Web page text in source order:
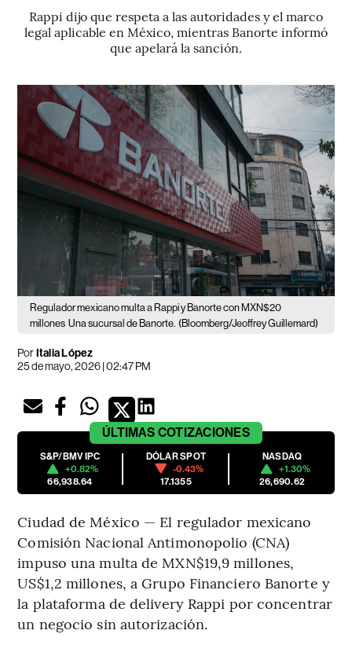
Rappi dijo que respeta a las autoridades y el marco
legal aplicable en México, mientras Banorte informó
que apelará la sanción.
Regulador mexicano multa a Rappi y Banorte con MXN$20
millones Una sucursal de Banorte. (Bloomberg/Jeoffrey Guillemard)
PorItalia López
25 de mayo, 2026 | 02:47 PM
ÚLTIMAS COTIZACIONES
S&P/BMV IPC
+0.82%
66,938.64
DÓLAR SPOT
-0.43%
17.1355
NASDAQ
+1.30%
26,690.62
Ciudad de México — El regulador mexicano
Comisión Nacional Antimonopolio (CNA)
impuso una multa de MXN$19,9 millones,
US$1,2 millones, a Grupo Financiero Banorte y
la plataforma de delivery Rappi por concentrar
un negocio sin autorización.